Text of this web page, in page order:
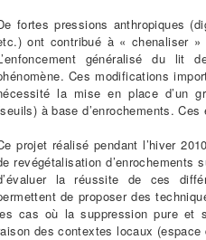
fortes pressions anthropiques
ont contribué à « chenaliser »
généralisé du lit
Ces modifications
la mise en place d’un
à base d’enrochements.
projet réalisé pendant l’hiver
revégétalisation d’enrochements
la réussite de ces
de proposer des
cas où la suppression pure et
des contextes locaux